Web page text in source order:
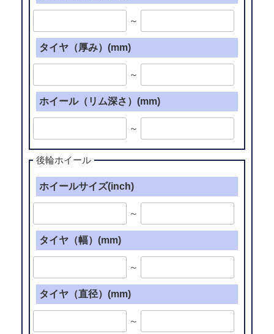
～
タイヤ（厚み）(mm)
～
ホイール（リム深さ）(mm)
～
後輪ホイール
ホイールサイズ(inch)
～
タイヤ（幅）(mm)
～
タイヤ（直径）(mm)
～